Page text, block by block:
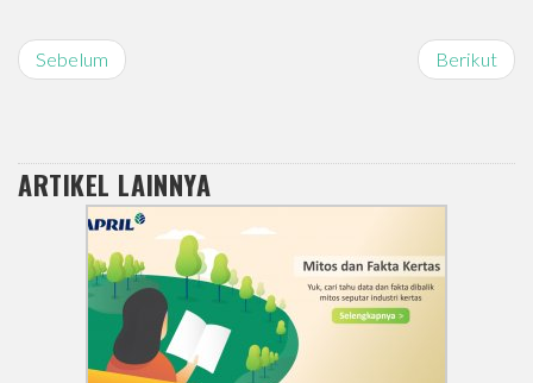
Sebelum Berikut
ARTIKEL LAINNYA